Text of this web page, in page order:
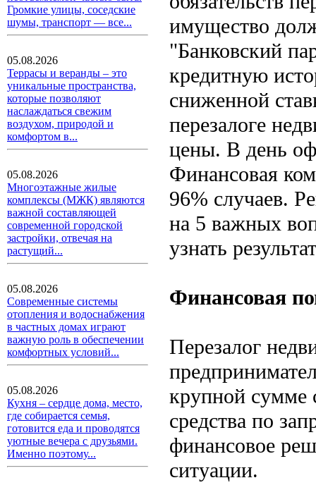
Громкие улицы, соседские
шумы, транспорт — все...
05.08.2026
Террасы и веранды – это
уникальные пространства,
которые позволяют
наслаждаться свежим
воздухом, природой и
комфортом в...
05.08.2026
Многоэтажные жилые
комплексы (МЖК) являются
важной составляющей
современной городской
застройки, отвечая на
растущий...
05.08.2026
Современные системы
отопления и водоснабжения
в частных домах играют
важную роль в обеспечении
комфортных условий...
05.08.2026
Кухня – сердце дома, место,
где собирается семья,
готовится еда и проводятся
уютные вечера с друзьями.
Именно поэтому...
имущество
"Банковский
кредитную
сниженной
перезалоге
цены. В день
Финансовая
96% случаев.
на 5 важных
узнать
Финансовая
Перезалог
крупной сумме
средства по
финансовое
ситуации.